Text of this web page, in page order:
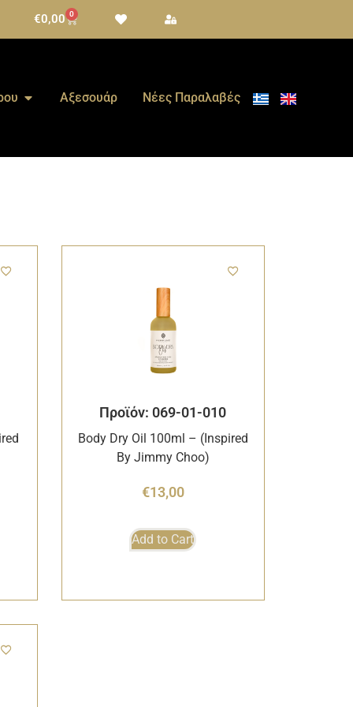
€0,00 0
Αξεσουάρ Νέες Παραλαβές
Προϊόν: 069-01-010
Body Dry Oil 100ml – (Inspired
By Jimmy Choo)
€13,00
Add to Cart